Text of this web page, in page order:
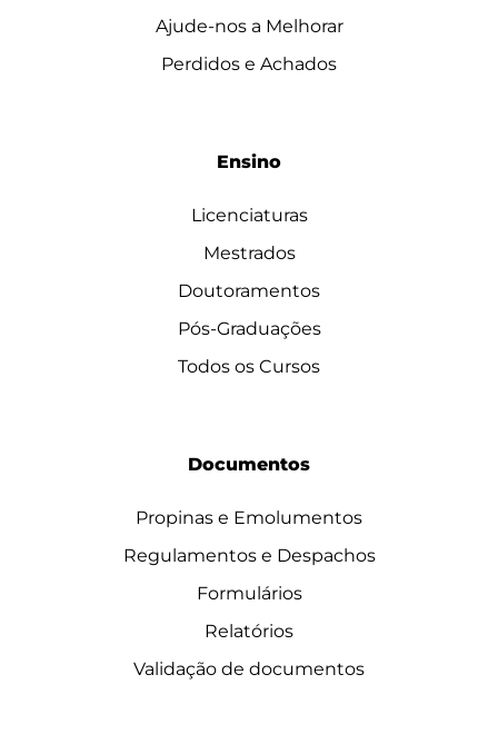
Ajude-nos a Melhorar
Perdidos e Achados
Ensino
Licenciaturas
Mestrados
Doutoramentos
Pós-Graduações
Todos os Cursos
Documentos
Propinas e Emolumentos
Regulamentos e Despachos
Formulários
Relatórios
Validação de documentos